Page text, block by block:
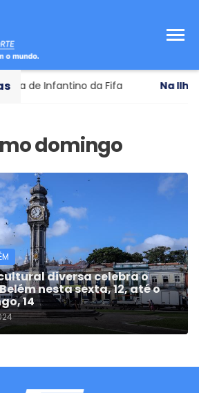
de Infantino da Fifa Na Ilha
diversa celebra o
nesta sexta, 12, até o
14